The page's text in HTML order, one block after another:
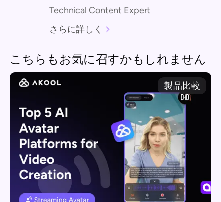
Technical Content Expert
さらに詳しく
こちらもお気に召すかもしれません
製品比較